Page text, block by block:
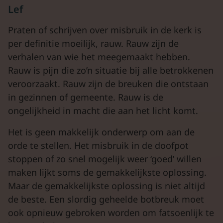
Lef
Praten of schrijven over misbruik in de kerk is
per definitie moeilijk, rauw. Rauw zijn de
verhalen van wie het meegemaakt hebben.
Rauw is pijn die zo’n situatie bij alle betrokkenen
veroorzaakt. Rauw zijn de breuken die ontstaan
in gezinnen of gemeente. Rauw is de
ongelijkheid in macht die aan het licht komt.
Het is geen makkelijk onderwerp om aan de
orde te stellen. Het misbruik in de doofpot
stoppen of zo snel mogelijk weer ‘goed’ willen
maken lijkt soms de gemakkelijkste oplossing.
Maar de gemakkelijkste oplossing is niet altijd
de beste. Een slordig geheelde botbreuk moet
ook opnieuw gebroken worden om fatsoenlijk te